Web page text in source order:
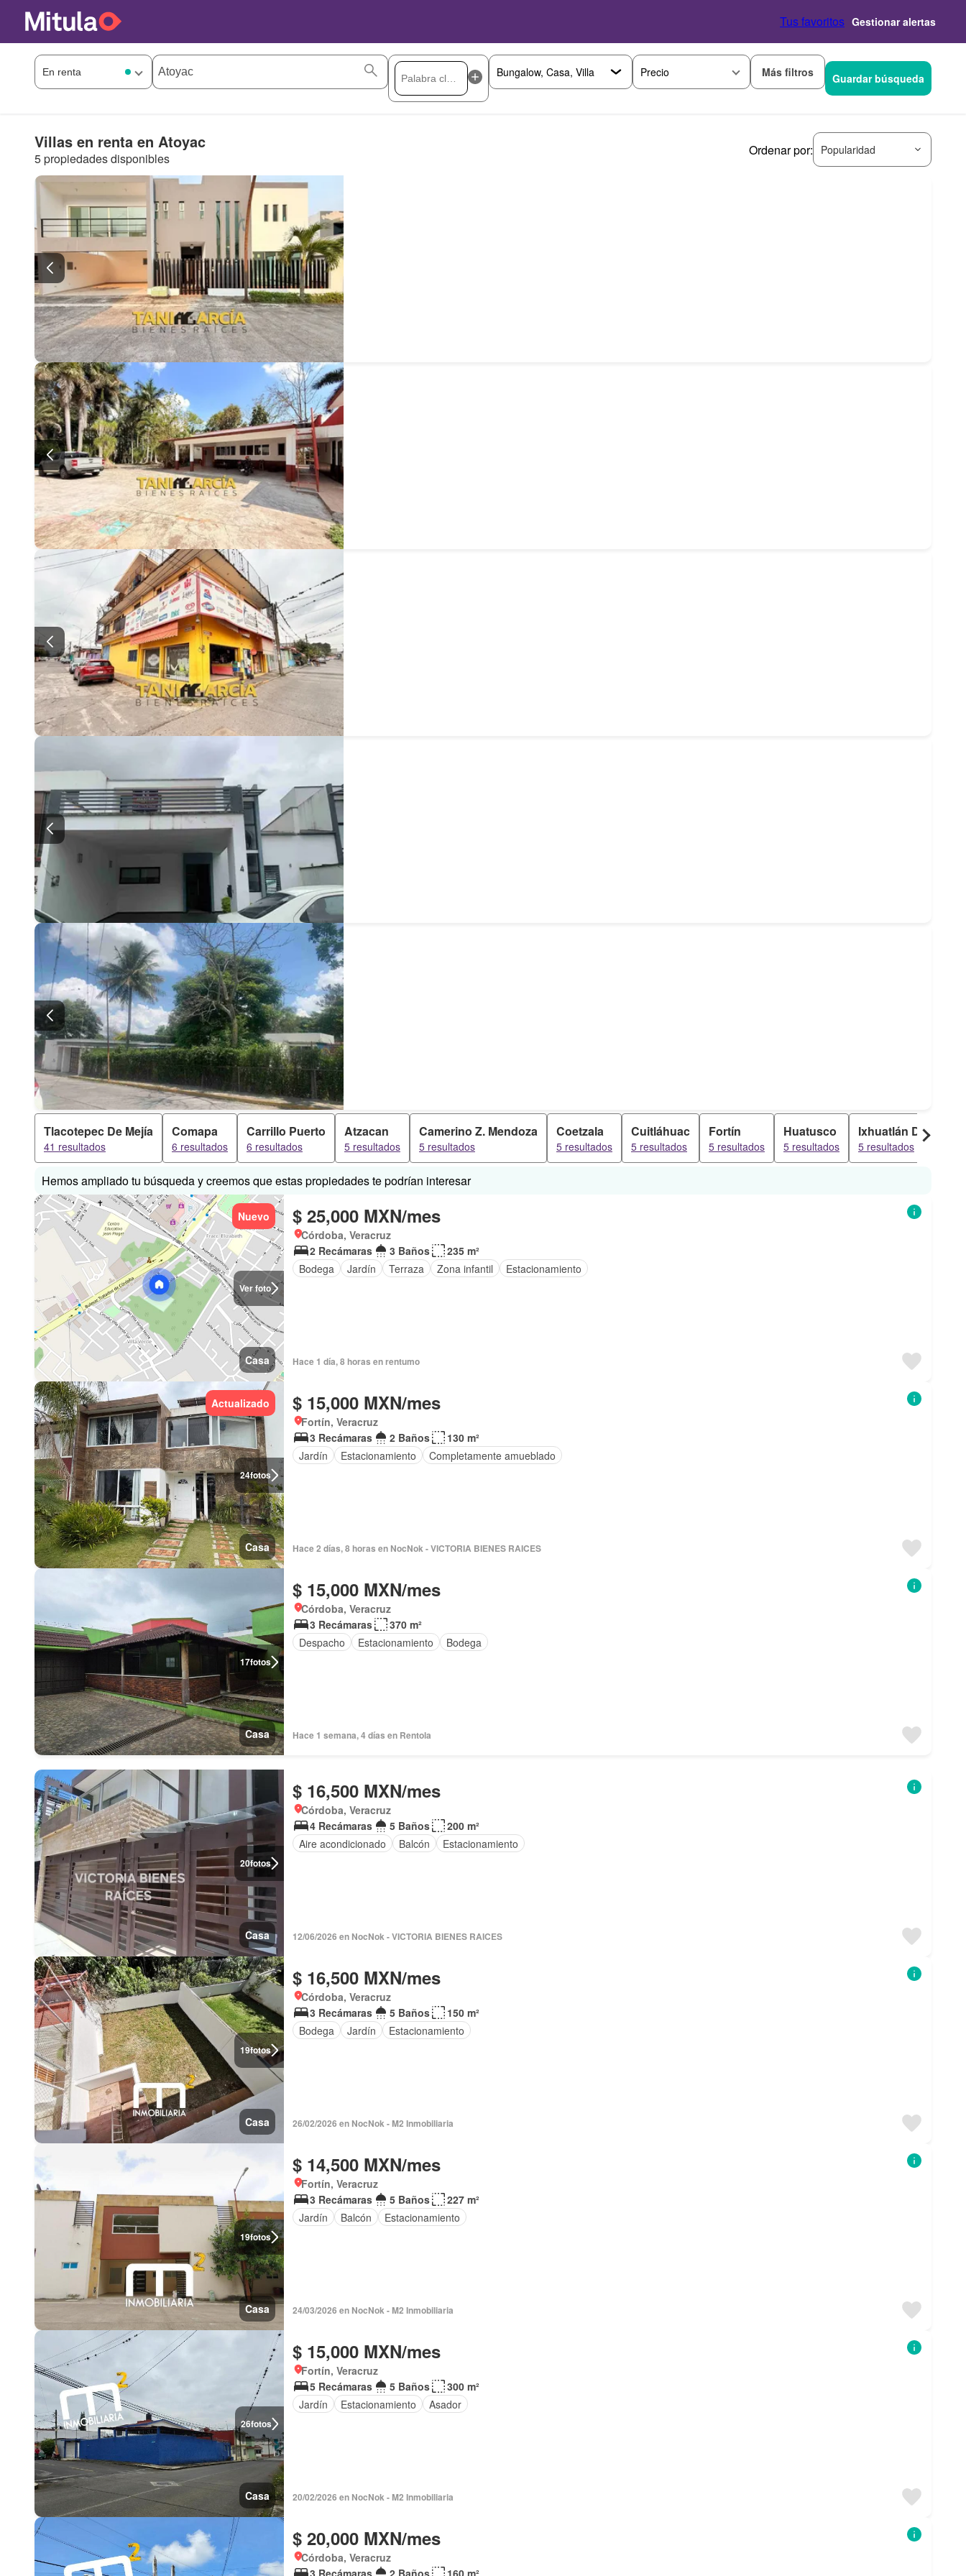
Tus favoritos Gestionar alertas
Precio Más filtros Guardar búsqueda
Villas en renta en Atoyac
5 propiedades disponibles
Ordenar por: Popularidad
Tlacotepec De Mejía
41 resultados
Comapa
6 resultados
Carrillo Puerto
6 resultados
Atzacan
5 resultados
Camerino Z. Mendoza
5 resultados
Coetzala
5 resultados
Cuitláhuac
5 resultados
Fortín
5 resultados
Huatusco
5 resultados
Ixhuatlán Del Café
5 resultados
Hemos ampliado tu búsqueda y creemos que estas propiedades te podrían interesar
Ver foto
Nuevo
Casa
$ 25,000 MXN/mes
Córdoba, Veracruz
2 Recámaras
3 Baños
235 m²
Bodega
Jardín Terraza Zona infantil Estacionamiento
Hace 1 día, 8 horas en rentumo
24fotos
Actualizado
Casa
$ 15,000 MXN/mes
Fortín, Veracruz
3 Recámaras
2 Baños
130 m²
Jardín
Estacionamiento Completamente amueblado
Hace 2 días, 8 horas en NocNok - VICTORIA BIENES RAICES
17fotos
Casa
$ 15,000 MXN/mes
Córdoba, Veracruz
3 Recámaras
370 m²
Despacho
Estacionamiento Bodega
Hace 1 semana, 4 días en Rentola
20fotos
Casa
$ 16,500 MXN/mes
Córdoba, Veracruz
4 Recámaras
5 Baños
200 m²
Aire acondicionado
Balcón Estacionamiento
12/06/2026 en NocNok - VICTORIA BIENES RAICES
19fotos
Casa
$ 16,500 MXN/mes
Córdoba, Veracruz
3 Recámaras
5 Baños
150 m²
Bodega
Jardín Estacionamiento
26/02/2026 en NocNok - M2 Inmobiliaria
19fotos
Casa
$ 14,500 MXN/mes
Fortín, Veracruz
3 Recámaras
5 Baños
227 m²
Jardín
Balcón Estacionamiento
24/03/2026 en NocNok - M2 Inmobiliaria
26fotos
Casa
$ 15,000 MXN/mes
Fortín, Veracruz
5 Recámaras
5 Baños
300 m²
Jardín
Estacionamiento Asador
20/02/2026 en NocNok - M2 Inmobiliaria
$ 20,000 MXN/mes
Córdoba, Veracruz
3 Recámaras
2 Baños 160 m²